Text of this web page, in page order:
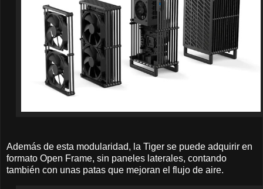
Además de esta modularidad, la Tiger se puede adquirir en
formato Open Frame, sin paneles laterales, contando
también con unas patas que mejoran el flujo de aire.